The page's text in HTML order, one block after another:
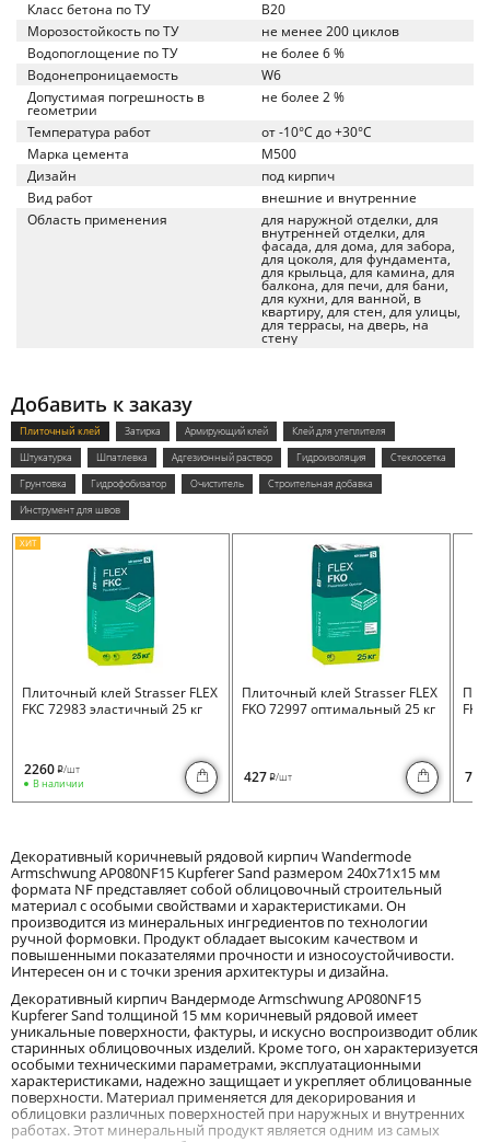
Класс бетона по ТУ
B20
Морозостойкость по ТУ
не менее 200 циклов
Водопоглощение по ТУ
не более 6 %
Водонепроницаемость
W6
Допустимая погрешность в
геометрии
не более 2 %
Температура работ
от -10°C до +30°C
Марка цемента
M500
Дизайн
под кирпич
Вид работ
внешние и внутренние
Область применения
для наружной отделки, для
внутренней отделки, для
фасада, для дома, для забора,
для цоколя, для фундамента,
для крыльца, для камина, для
балкона, для печи, для бани,
для кухни, для ванной, в
квартиру, для стен, для улицы,
для террасы, на дверь, на
стену
Добавить к заказу
Плиточный клей Затирка Армирующий клей
Клей для утеплителя
Штукатурка
Шпатлевка Адгезионный раствор Гидроизоляция
Стеклосетка
Грунтовка
Гидрофобизатор Очиститель
Строительная добавка
Инструмент для швов
ХИТ
Плиточный клей Strasser FLEX
FKC 72983 эластичный 25 кг
2260 i/шт
В наличии
Плиточный клей Strasser FLEX
FKO 72997 оптимальный 25 кг
427 i/шт 730
Декоративный коричневый рядовой кирпич Wandermode
Armschwung AP080NF15 Kupferer Sand размером 240x71x15 мм
формата NF представляет собой облицовочный строительный
материал с особыми свойствами и характеристиками. Он
производится из минеральных ингредиентов по технологии
ручной формовки. Продукт обладает высоким качеством и
повышенными показателями прочности и износоустойчивости.
Интересен он и с точки зрения архитектуры и дизайна.
Декоративный кирпич Вандермоде Armschwung AP080NF15
Kupferer Sand толщиной 15 мм коричневый рядовой имеет
уникальные поверхности, фактуры, и искусно воспроизводит облик
старинных облицовочных изделий. Кроме того, он характеризуется
особыми техническими параметрами, эксплуатационными
характеристиками, надежно защищает и укрепляет облицованные
поверхности. Материал применяется для декорирования и
облицовки различных поверхностей при наружных и внутренних
работах. Этот минеральный продукт является одним из самых